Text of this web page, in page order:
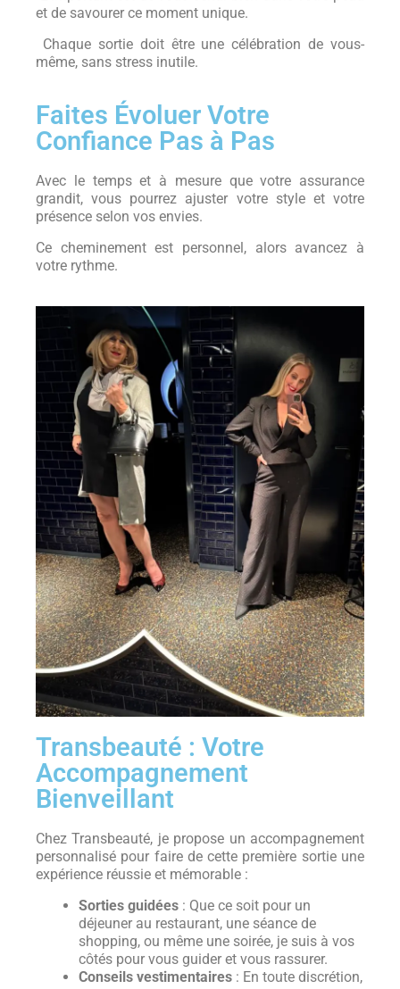
et de savourer ce moment unique.
Chaque sortie doit être une célébration de vous-
même, sans stress inutile.
Faites Évoluer Votre
Confiance Pas à Pas
Avec le temps et à mesure que votre assurance
grandit, vous pourrez ajuster votre style et votre
présence selon vos envies.
Ce cheminement est personnel, alors avancez à
votre rythme.
Transbeauté : Votre
Accompagnement
Bienveillant
Chez Transbeauté, je propose un accompagnement
personnalisé pour faire de cette première sortie une
expérience réussie et mémorable :
Sorties guidées : Que ce soit pour un
déjeuner au restaurant, une séance de
shopping, ou même une soirée, je suis à vos
côtés pour vous guider et vous rassurer.
Conseils vestimentaires : En toute discrétion,